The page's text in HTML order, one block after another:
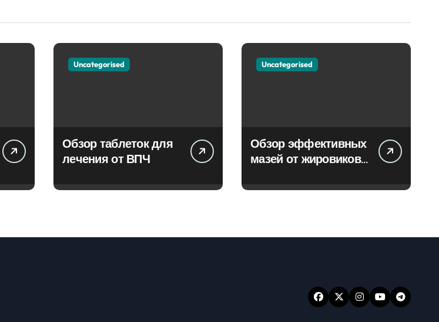
Uncategorised
Обзор таблеток для
лечения от ВПЧ
Uncategorised
Обзор эффективных
мазей от жировиков
эффектом